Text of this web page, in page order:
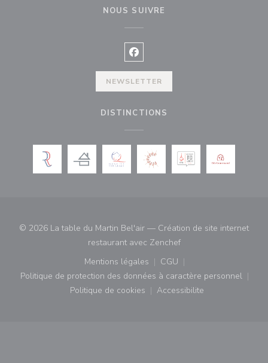
NOUS SUIVRE
Facebook ((ouvre une nouvelle
NEWSLETTER
DISTINCTIONS
© 2026 La table du Martin Bel'air — Création de site internet
restaurant avec Zenchef((ouvre une nouvelle
Mentions légales
((ouvre une nouvelle fenêtre))
CGU
((ouvre une nouvelle
Politique de protection des données à caractère personnel
((ouvre une nouvelle fenêtre))
Politique de cookies
((ouvre une nouvelle fenêtre))
Accessibilite
((ouvre une nouvelle